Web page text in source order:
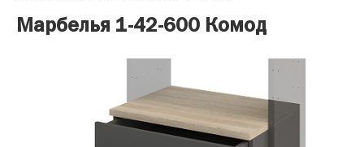
Марбелья 1-42-600 Комод